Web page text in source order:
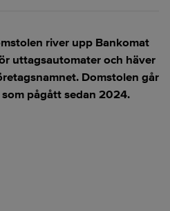
river upp Bankomat
uttagsautomater och häver
Domstolen går
pågått sedan 2024.